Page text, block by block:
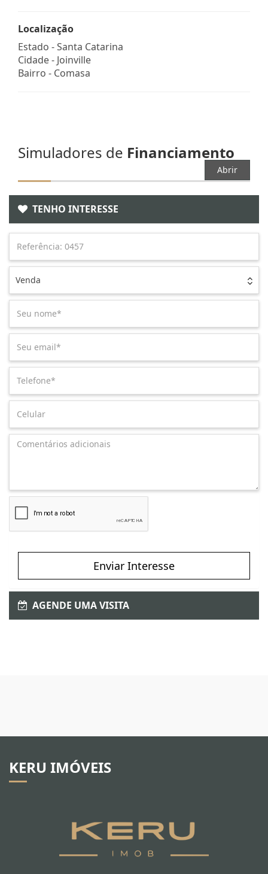
Localização
Estado -Santa Catarina
Cidade - Joinville
Bairro - Comasa
Simuladores de Financiamento
Abrir
TENHO INTERESSE
Venda
Enviar Interesse
AGENDE UMA VISITA
KERU IMÓVEIS